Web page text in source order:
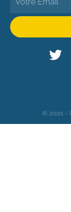
© 2021 -